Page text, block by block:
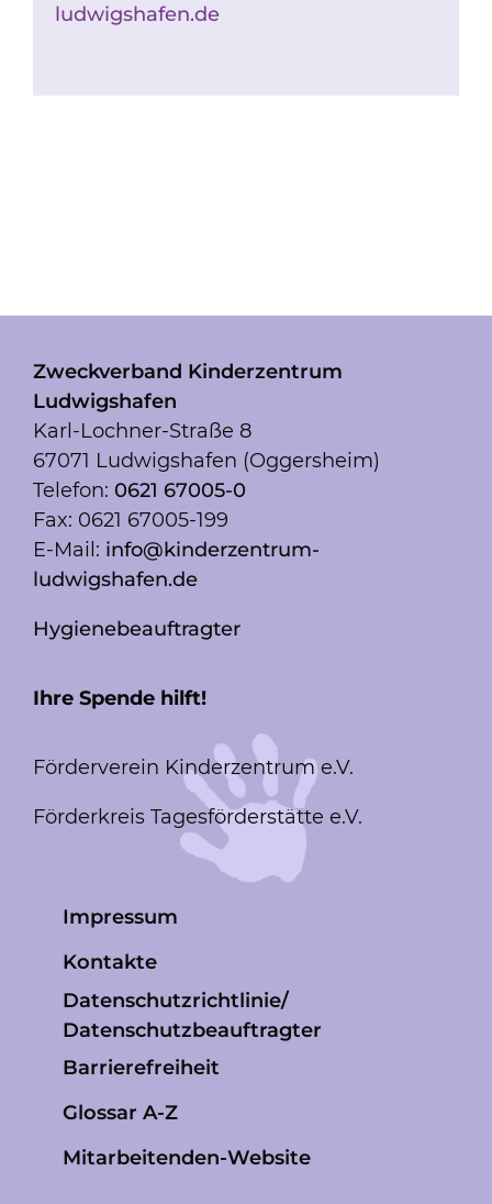
ludwigshafen.de
Zweckverband Kinderzentrum
Ludwigshafen
Karl-Lochner-Straße 8
67071 Ludwigshafen (Oggersheim)
Telefon: 0621 67005-0
Fax: 0621 67005-199
E-Mail: info@kinderzentrum-
ludwigshafen.de
Hygienebeauftragter
Ihre Spende hilft!
Förderverein Kinderzentrum e.V.
Förderkreis Tagesförderstätte e.V.
Impressum
Kontakte
Datenschutzrichtlinie/
Datenschutzbeauftragter
Barrierefreiheit
Glossar A-Z
Mitarbeitenden-Website